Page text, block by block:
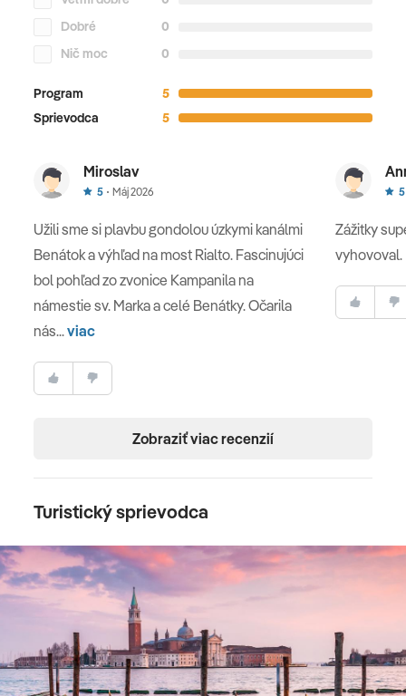
Dobré
0
Nič moc
0
Program
5
Sprievodca
5
Miroslav
5 Máj 2026
Užili sme si plavbu gondolou úzkymi kanálmi
Benátok a výhľad na most Rialto. Fascinujúci
bol pohľad zo zvonice Kampanila na
námestie sv. Marka a celé Benátky. Očarila
nás...viac
5
Zážitky
vyhovoval.
Zobraziť viac recenzií
Turistický sprievodca